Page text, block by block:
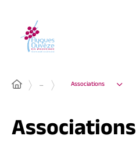
… Associations
Associations